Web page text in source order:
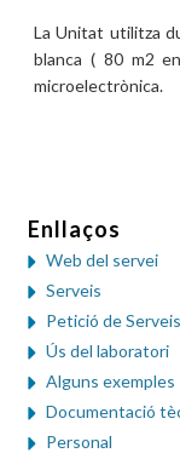
La Unitat utilitza
blanca ( 80 m2
microelectrònica.
Enllaços
Web del servei
Serveis
Petició de Serveis
Ús del laboratori
Alguns exemples
Documentació
Personal